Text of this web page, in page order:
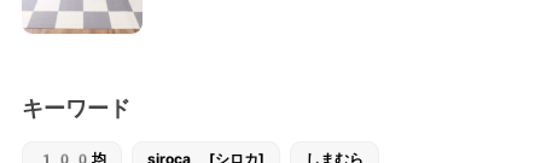
キーワード
100均 siroca [シロカ] しまむら